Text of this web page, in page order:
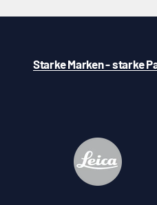
Starke Marken - starke